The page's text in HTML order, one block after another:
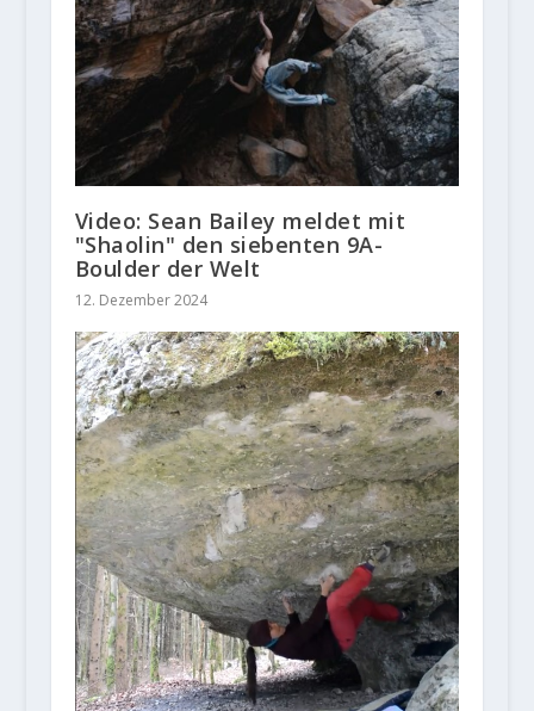
Video: Sean Bailey meldet mit
"Shaolin" den siebenten 9A-
Boulder der Welt
12. Dezember 2024